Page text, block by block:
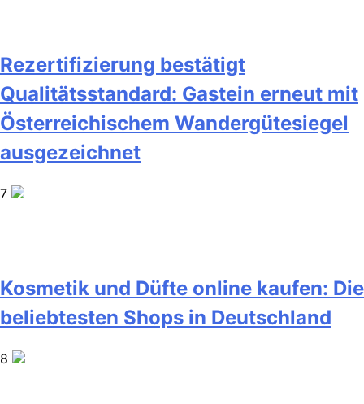
Rezertifizierung bestätigt
Qualitätsstandard: Gastein erneut mit
Österreichischem Wandergütesiegel
ausgezeichnet
7
Kosmetik und Düfte online kaufen: Die
beliebtesten Shops in Deutschland
8